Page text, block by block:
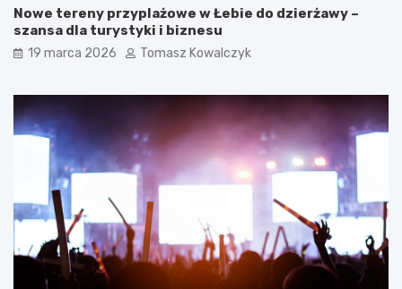
Nowe tereny przyplażowe w Łebie do dzierżawy –
szansa dla turystyki i biznesu
19 marca 2026 Tomasz Kowalczyk